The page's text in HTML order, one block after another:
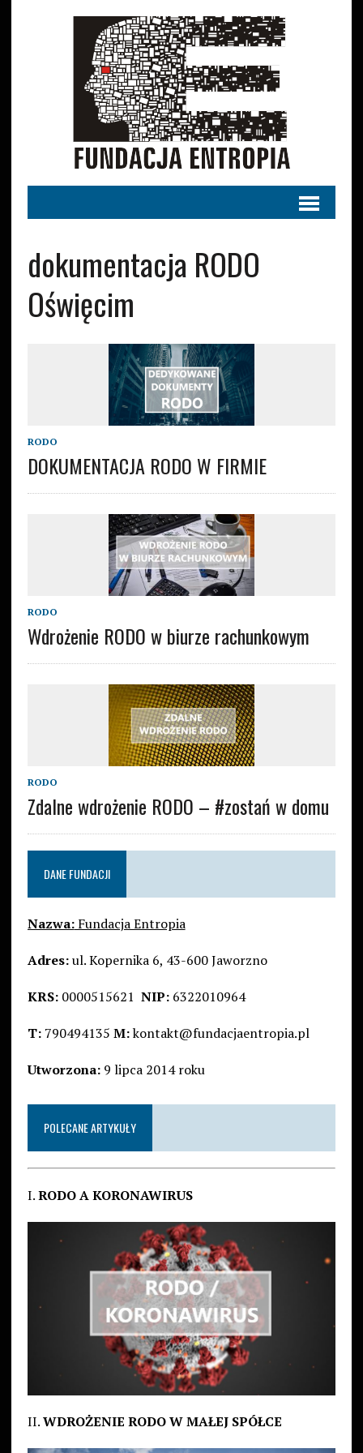
dokumentacja RODO
Oświęcim
RODO
DOKUMENTACJA RODO W FIRMIE
RODO
Wdrożenie RODO w biurze rachunkowym
RODO
Zdalne wdrożenie RODO – #zostań w domu
DANE FUNDACJI
Nazwa:Fundacja Entropia
Adres:ul. Kopernika 6, 43-600 Jaworzno
KRS: 0000515621 NIP: 6322010964
T:790494135 M:kontakt@fundacjaentropia.pl
Utworzona:9 lipca 2014 roku
POLECANE ARTYKUŁY
I.RODO A KORONAWIRUS
II.WDROŻENIE RODO W MAŁEJ SPÓŁCE